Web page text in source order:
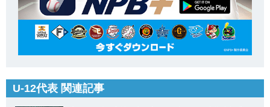
U-12代表 関連記事